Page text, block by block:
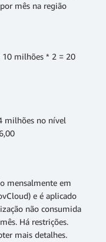
mês na região
10 milhões * 2 = 20
milhões no nível
mensalmente em
e é aplicado
não consumida
Há restrições.
mais detalhes.